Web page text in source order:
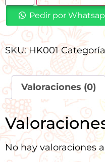
Pedir por
SKU:HK001
Valoraciones (0)
No hay valoraciones